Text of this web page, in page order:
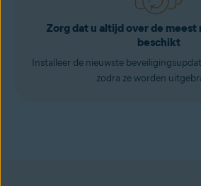
Zorg dat u altijd over de
beschikt
Installeer de nieuwste
zodra ze worden